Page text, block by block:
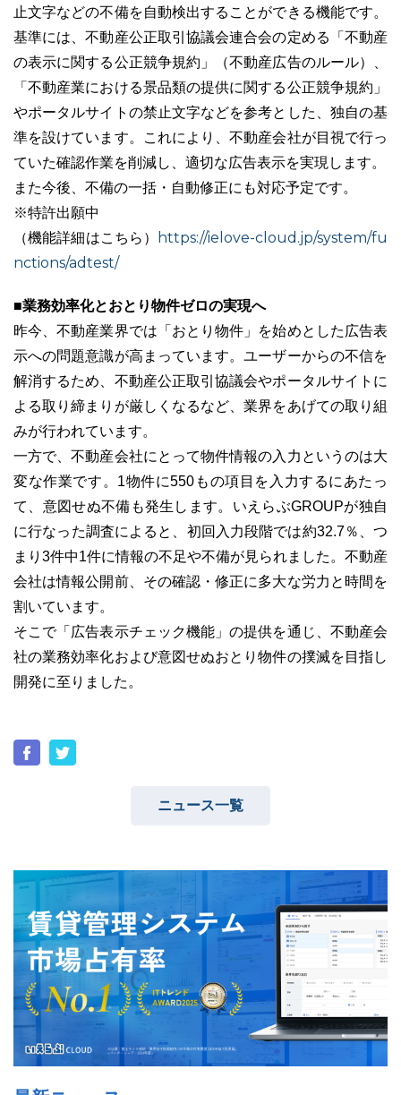
止文字などの不備を自動検出することができる機能です。
基準には、不動産公正取引協議会連合会の定める「不動産
の表示に関する公正競争規約」（不動産広告のルール）、
「不動産業における景品類の提供に関する公正競争規約」
やポータルサイトの禁止文字などを参考とした、独自の基
準を設けています。これにより、不動産会社が目視で行っ
ていた確認作業を削減し、適切な広告表示を実現します。
また今後、不備の一括・自動修正にも対応予定です。
※特許出願中
（機能詳細はこちら）
https://ielove-cloud.jp/system/fu
nctions/adtest/
■業務効率化とおとり物件ゼロの実現へ
昨今、不動産業界では「おとり物件」を始めとした広告表
示への問題意識が高まっています。ユーザーからの不信を
解消するため、不動産公正取引協議会やポータルサイトに
よる取り締まりが厳しくなるなど、業界をあげての取り組
みが行われています。
一方で、不動産会社にとって物件情報の入力というのは大
変な作業です。1物件に550もの項目を入力するにあたっ
て、意図せぬ不備も発生します。いえらぶGROUPが独自
に行なった調査によると、初回入力段階では約32.7％、つ
まり3件中1件に情報の不足や不備が見られました。不動産
会社は情報公開前、その確認・修正に多大な労力と時間を
割いています。
そこで「広告表示チェック機能」の提供を通じ、不動産会
社の業務効率化および意図せぬおとり物件の撲滅を目指し
開発に至りました。
ニュース一覧